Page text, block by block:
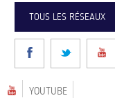
TOUS LES RÉSEAUX
YOUTUBE